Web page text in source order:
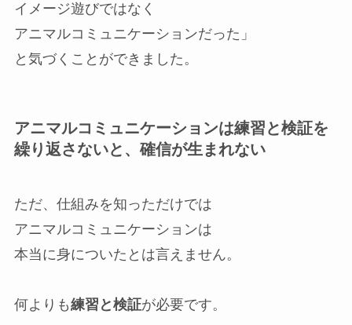
イメージ遊びではなく
アニマルコミュニケーションだった」
と気づくことができました。
アニマルコミュニケーションは練習と検証を
繰り返さないと、確信が生まれない
ただ、仕組みを知っただけでは
アニマルコミュニケーションは
本当に身についたとは言えません。
何よりも練習と検証が必要です。